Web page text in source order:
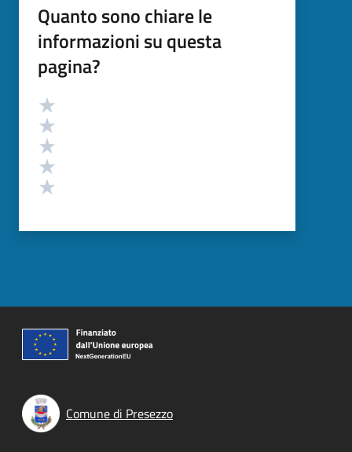
Quanto sono chiare le
informazioni su questa
pagina?
Valutazione
Comune di Presezzo